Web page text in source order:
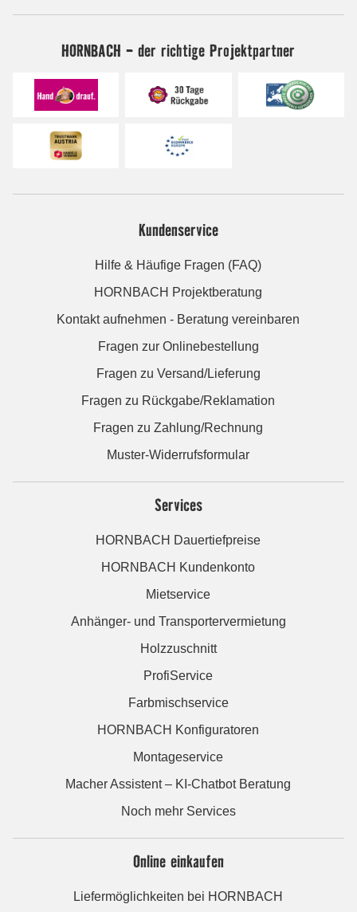
HORNBACH - der richtige Projektpartner
Kundenservice
Hilfe & Häufige Fragen (FAQ)
HORNBACH Projektberatung
Kontakt aufnehmen - Beratung vereinbaren
Fragen zur Onlinebestellung
Fragen zu Versand/Lieferung
Fragen zu Rückgabe/Reklamation
Fragen zu Zahlung/Rechnung
Muster-Widerrufsformular
Services
HORNBACH Dauertiefpreise
HORNBACH Kundenkonto
Mietservice
Anhänger- und Transportervermietung
Holzzuschnitt
ProfiService
Farbmischservice
HORNBACH Konfiguratoren
Montageservice
Macher Assistent – KI-Chatbot Beratung
Noch mehr Services
Online einkaufen
Liefermöglichkeiten bei HORNBACH